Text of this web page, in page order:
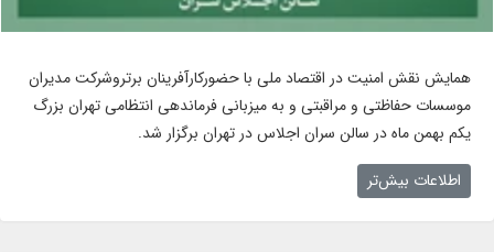
همایش نقش امنیت در اقتصاد ملی با حضورکارآفرینان برتروشرکت مدیران
موسسات حفاظتی و مراقبتی و به میزبانی فرماندهی انتظامی تهران بزرگ
یکم بهمن ماه در سالن سران اجلاس در تهران برگزار شد.
اطلاعات بیش‌تر